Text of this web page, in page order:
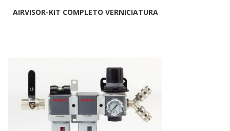
AIRVISOR-KIT COMPLETO VERNICIATURA